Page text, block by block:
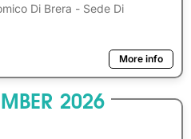
Di Brera - Sede Di
More info
2026